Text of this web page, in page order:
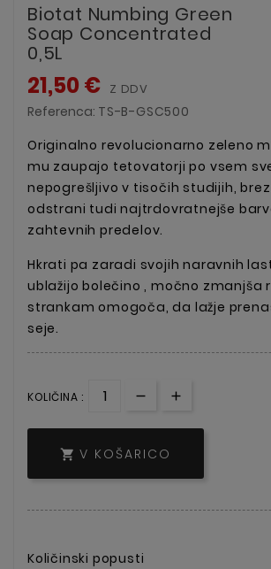
Biotat Numbing Green
Soap Concentrated
0,5L
21,50 € Z DDV
Referenca: TS-B-GSC500
Originalno revolucionarno zeleno
mu zaupajo tetovatorji po vsem
nepogrešljivo v tisočih studijih,
odstrani tudi najtrdovratnejše
zahtevnih predelov.
Hkrati pa zaradi svojih naravnih
ublažijo bolečino , močno zmanjša
strankam omogoča, da lažje
seje.
KOLIČINA :
 V KOŠARICO
Količinski popusti